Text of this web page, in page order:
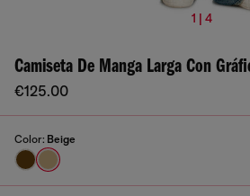
1 | 4
Camiseta De Manga Larga Con
€125.00
Color: Beige